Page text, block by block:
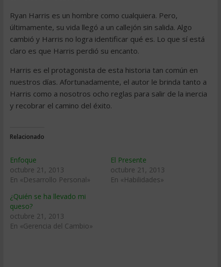
Ryan Harris es un hombre como cualquiera. Pero,
últimamente, su vida llegó a un callejón sin salida. Algo
cambió y Harris no logra identificar qué es. Lo que sí está
claro es que Harris perdió su encanto.
Harris es el protagonista de esta historia tan común en
nuestros días. Afortunadamente, el autor le brinda tanto a
Harris como a nosotros ocho reglas para salir de la inercia
y recobrar el camino del éxito.
Relacionado
Enfoque
octubre 21, 2013
En «Desarrollo Personal»
El Presente
octubre 21, 2013
En «Habilidades»
¿Quién se ha llevado mi
queso?
octubre 21, 2013
En «Gerencia del Cambio»